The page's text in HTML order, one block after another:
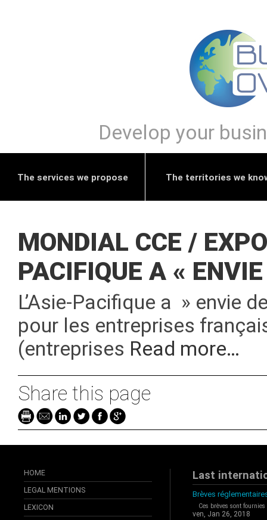
Develop your
The services we propose The territories we
MONDIAL CCE /
PACIFIQUE A «
L’Asie-Pacifique a » envie
pour les entreprises
(entreprises Read more…
Share this page
HOME
LEGAL MENTIONS
LEXICON
Last
Brèves
Ces brèves sont
ven, Jan 26, 2018